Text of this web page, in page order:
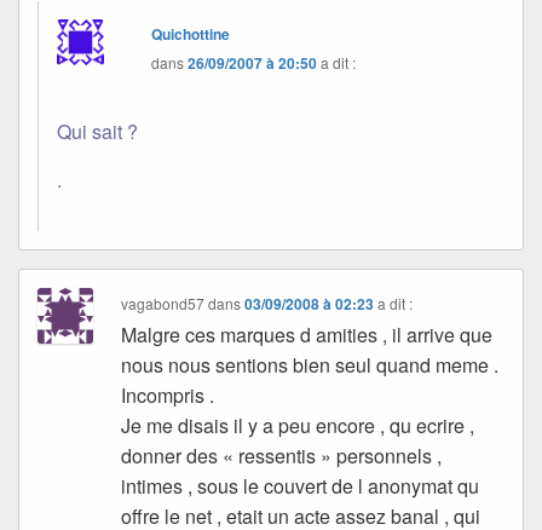
Quichottine
dans26/09/2007 à 20:50a dit :
Qui sait ?
.
vagabond57dans03/09/2008 à 02:23 a dit :
Malgre ces marques d amities , il arrive que
nous nous sentions bien seul quand meme .
Incompris .
Je me disais il y a peu encore , qu ecrire ,
donner des « ressentis » personnels ,
intimes , sous le couvert de l anonymat qu
offre le net , etait un acte assez banal , qui